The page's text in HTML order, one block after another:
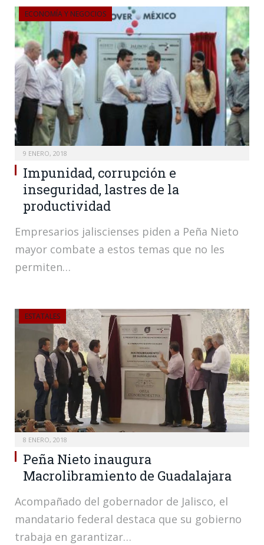
ECONOMÍA Y NEGOCIOS
9 ENERO, 2018
Impunidad, corrupción e
inseguridad, lastres de la
productividad
Empresarios jaliscienses piden a Peña Nieto
mayor combate a estos temas que no les
permiten…
ESTATALES
8 ENERO, 2018
Peña Nieto inaugura
Macrolibramiento de Guadalajara
Acompañado del gobernador de Jalisco, el
mandatario federal destaca que su gobierno
trabaja en garantizar…